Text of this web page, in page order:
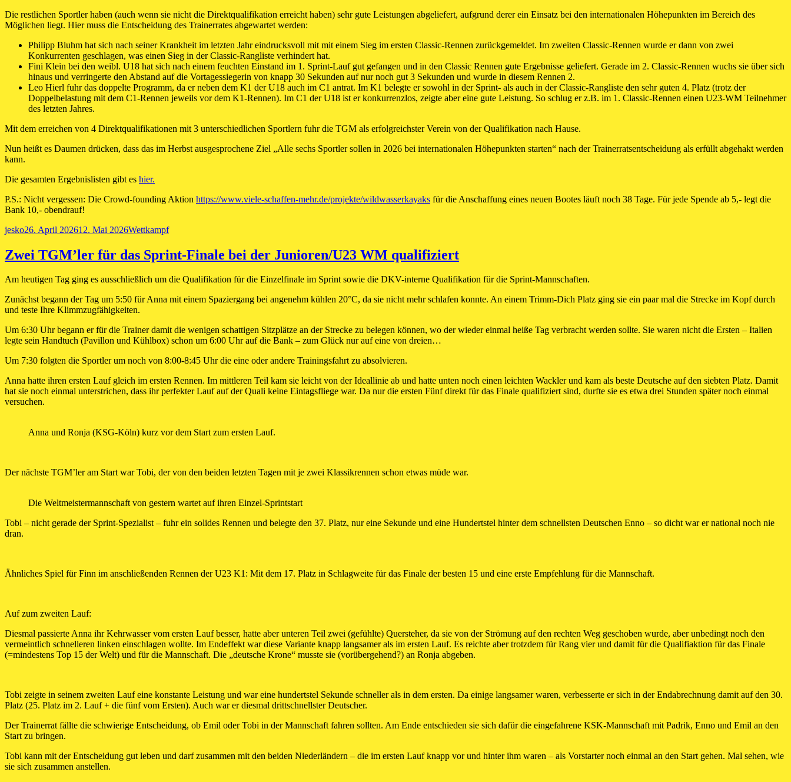
Die restlichen Sportler haben (auch wenn sie nicht die Direktqualifikation erreicht haben) sehr gute Leistungen abgeliefert, aufgrund derer ein Einsatz bei den internationalen Höhepunkten im Bereich des
Möglichen liegt. Hier muss die Entscheidung des Trainerrates abgewartet werden:
Philipp Bluhm hat sich nach seiner Krankheit im letzten Jahr eindrucksvoll mit mit einem Sieg im ersten Classic-Rennen zurückgemeldet. Im zweiten Classic-Rennen wurde er dann von zwei
Konkurrenten geschlagen, was einen Sieg in der Classic-Rangliste verhindert hat.
Fini Klein bei den weibl. U18 hat sich nach einem feuchten Einstand im 1. Sprint-Lauf gut gefangen und in den Classic Rennen gute Ergebnisse geliefert. Gerade im 2. Classic-Rennen wuchs sie über sich
hinaus und verringerte den Abstand auf die Vortagessiegerin von knapp 30 Sekunden auf nur noch gut 3 Sekunden und wurde in diesem Rennen 2.
Leo Hierl fuhr das doppelte Programm, da er neben dem K1 der U18 auch im C1 antrat. Im K1 belegte er sowohl in der Sprint- als auch in der Classic-Rangliste den sehr guten 4. Platz (trotz der
Doppelbelastung mit dem C1-Rennen jeweils vor dem K1-Rennen). Im C1 der U18 ist er konkurrenzlos, zeigte aber eine gute Leistung. So schlug er z.B. im 1. Classic-Rennen einen U23-WM Teilnehmer
des letzten Jahres.
Mit dem erreichen von 4 Direktqualifikationen mit 3 unterschiedlichen Sportlern fuhr die TGM als erfolgreichster Verein von der Qualifikation nach Hause.
Nun heißt es Daumen drücken, dass das im Herbst ausgesprochene Ziel „Alle sechs Sportler sollen in 2026 bei internationalen Höhepunkten starten“ nach der Trainerratsentscheidung als erfüllt abgehakt werden
kann.
Die gesamten Ergebnislisten gibt es hier.
P.S.: Nicht vergessen: Die Crowd-founding Aktion https://www.viele-schaffen-mehr.de/projekte/wildwasserkayaks für die Anschaffung eines neuen Bootes läuft noch 38 Tage. Für jede Spende ab 5,- legt die
Bank 10,- obendrauf!
Autor
jeskoVeröffentlicht
26. April 202612. Mai 2026Kategorien
Wettkampf
Zwei TGM’ler für das Sprint-Finale bei der Junioren/U23 WM qualifiziert
Am heutigen Tag ging es ausschließlich um die Qualifikation für die Einzelfinale im Sprint sowie die DKV-interne Qualifikation für die Sprint-Mannschaften.
Zunächst begann der Tag um 5:50 für Anna mit einem Spaziergang bei angenehm kühlen 20°C, da sie nicht mehr schlafen konnte. An einem Trimm-Dich Platz ging sie ein paar mal die Strecke im Kopf durch
und teste Ihre Klimmzugfähigkeiten.
Um 6:30 Uhr begann er für die Trainer damit die wenigen schattigen Sitzplätze an der Strecke zu belegen können, wo der wieder einmal heiße Tag verbracht werden sollte. Sie waren nicht die Ersten – Italien
legte sein Handtuch (Pavillon und Kühlbox) schon um 6:00 Uhr auf die Bank – zum Glück nur auf eine von dreien…
Um 7:30 folgten die Sportler um noch von 8:00-8:45 Uhr die eine oder andere Trainingsfahrt zu absolvieren.
Anna hatte ihren ersten Lauf gleich im ersten Rennen. Im mittleren Teil kam sie leicht von der Ideallinie ab und hatte unten noch einen leichten Wackler und kam als beste Deutsche auf den siebten Platz. Damit
hat sie noch einmal unterstrichen, dass ihr perfekter Lauf auf der Quali keine Eintagsfliege war. Da nur die ersten Fünf direkt für das Finale qualifiziert sind, durfte sie es etwa drei Stunden später noch einmal
versuchen.
Anna und Ronja (KSG-Köln) kurz vor dem Start zum ersten Lauf.
Der nächste TGM’ler am Start war Tobi, der von den beiden letzten Tagen mit je zwei Klassikrennen schon etwas müde war.
Die Weltmeistermannschaft von gestern wartet auf ihren Einzel-Sprintstart
Tobi – nicht gerade der Sprint-Spezialist – fuhr ein solides Rennen und belegte den 37. Platz, nur eine Sekunde und eine Hundertstel hinter dem schnellsten Deutschen Enno – so dicht war er national noch nie
dran.
Ähnliches Spiel für Finn im anschließenden Rennen der U23 K1: Mit dem 17. Platz in Schlagweite für das Finale der besten 15 und eine erste Empfehlung für die Mannschaft.
Auf zum zweiten Lauf:
Diesmal passierte Anna ihr Kehrwasser vom ersten Lauf besser, hatte aber unteren Teil zwei (gefühlte) Quersteher, da sie von der Strömung auf den rechten Weg geschoben wurde, aber unbedingt noch den
vermeintlich schnelleren linken einschlagen wollte. Im Endeffekt war diese Variante knapp langsamer als im ersten Lauf. Es reichte aber trotzdem für Rang vier und damit für die Qualifiaktion für das Finale
(=mindestens Top 15 der Welt) und für die Mannschaft. Die „deutsche Krone“ musste sie (vorübergehend?) an Ronja abgeben.
Tobi zeigte in seinem zweiten Lauf eine konstante Leistung und war eine hundertstel Sekunde schneller als in dem ersten. Da einige langsamer waren, verbesserte er sich in der Endabrechnung damit auf den 30.
Platz (25. Platz im 2. Lauf + die fünf vom Ersten). Auch war er diesmal drittschnellster Deutscher.
Der Trainerrat fällte die schwierige Entscheidung, ob Emil oder Tobi in der Mannschaft fahren sollten. Am Ende entschieden sie sich dafür die eingefahrene KSK-Mannschaft mit Padrik, Enno und Emil an den
Start zu bringen.
Tobi kann mit der Entscheidung gut leben und darf zusammen mit den beiden Niederländern – die im ersten Lauf knapp vor und hinter ihm waren – als Vorstarter noch einmal an den Start gehen. Mal sehen, wie
sie sich zusammen anstellen.